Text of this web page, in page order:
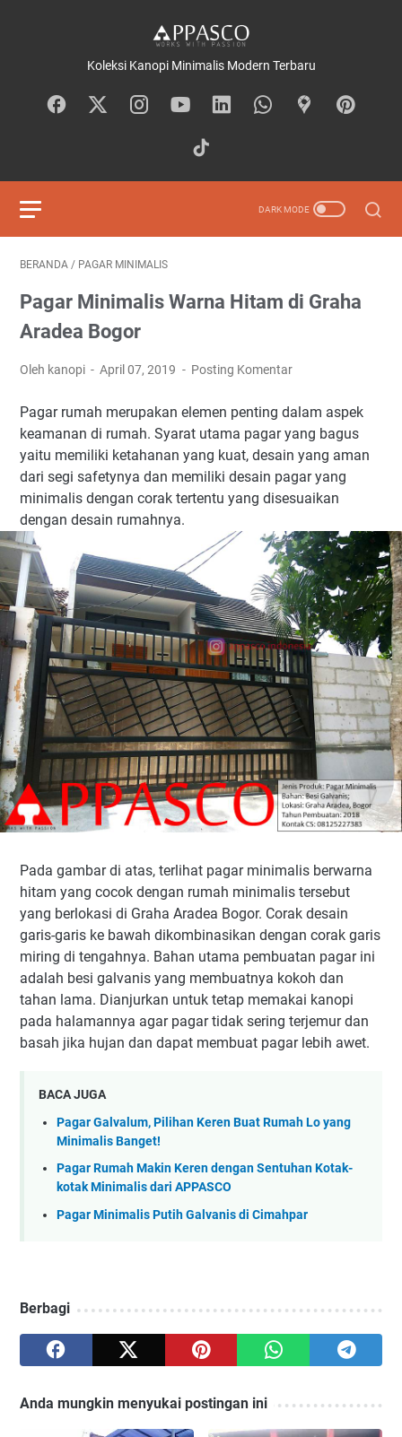
Koleksi Kanopi Minimalis Modern Terbaru
BERANDA / PAGAR MINIMALIS
Pagar Minimalis Warna Hitam di Graha
Aradea Bogor
Oleh kanopi April 07, 2019 Posting Komentar
Pagar rumah merupakan elemen penting dalam aspek
keamanan di rumah. Syarat utama pagar yang bagus
yaitu memiliki ketahanan yang kuat, desain yang aman
dari segi safetynya dan memiliki desain pagar yang
minimalis dengan corak tertentu yang disesuaikan
dengan desain rumahnya.
Pada gambar di atas, terlihat pagar minimalis berwarna
hitam yang cocok dengan rumah minimalis tersebut
yang berlokasi di Graha Aradea Bogor. Corak desain
garis-garis ke bawah dikombinasikan dengan corak garis
miring di tengahnya. Bahan utama pembuatan pagar ini
adalah besi galvanis yang membuatnya kokoh dan
tahan lama. Dianjurkan untuk tetap memakai kanopi
pada halamannya agar pagar tidak sering terjemur dan
basah jika hujan dan dapat membuat pagar lebih awet.
BACA JUGA
Pagar Galvalum, Pilihan Keren Buat Rumah Lo yang
Minimalis Banget!
Pagar Rumah Makin Keren dengan Sentuhan Kotak-
kotak Minimalis dari APPASCO
Pagar Minimalis Putih Galvanis di Cimahpar
Berbagi
Anda mungkin menyukai postingan ini